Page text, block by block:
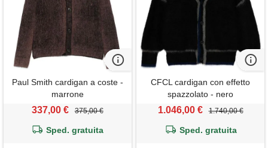
Paul Smith cardigan a coste -
marrone
337,00 € 375,00 €
Sped. gratuita
CFCL cardigan con effetto
spazzolato - nero
1.046,00 € 1.740,00 €
Sped. gratuita